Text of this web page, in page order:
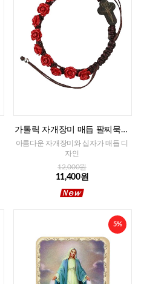
가톨릭 자개장미 매듭 팔찌묵주
(레드)-8mm
아름다운 자개장미와 십자가 매듭 디
자인
12,000원
11,400원
5%